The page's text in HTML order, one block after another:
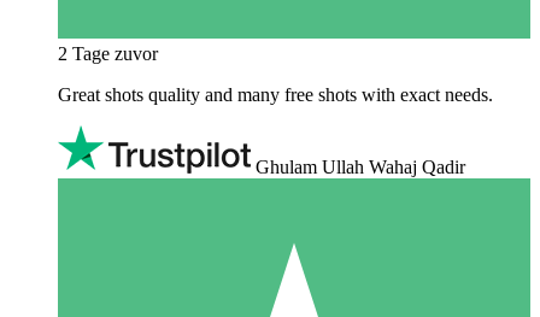
2 Tage zuvor
Great shots quality and many free shots with exact needs.
Ghulam Ullah Wahaj Qadir